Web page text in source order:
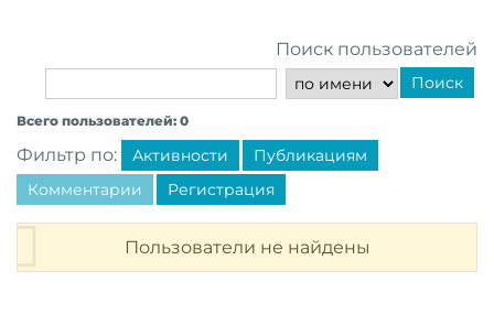
Поиск пользователей
Поиск
Всего пользователей: 0
Фильтр по: Активности
Публикациям
Комментарии
Регистрация
Пользователи не найдены